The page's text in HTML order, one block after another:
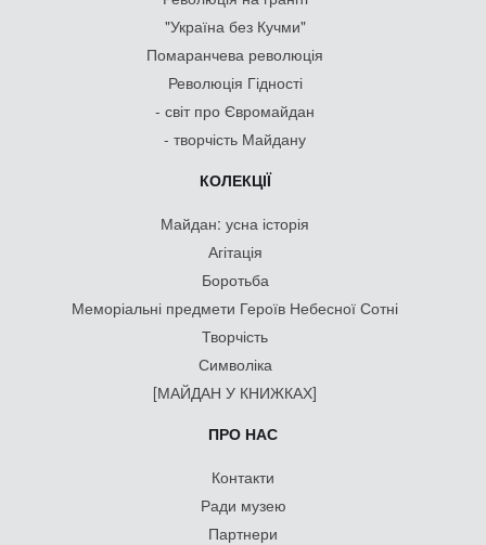
"Україна без Кучми"
Помаранчева революція
Революція Гідності
- світ про Євромайдан
- творчість Майдану
КОЛЕКЦІЇ
Майдан: усна історія
Агітація
Боротьба
Меморіальні предмети Героїв Небесної Сотні
Творчість
Символіка
[МАЙДАН У КНИЖКАХ]
ПРО НАС
Контакти
Ради музею
Партнери